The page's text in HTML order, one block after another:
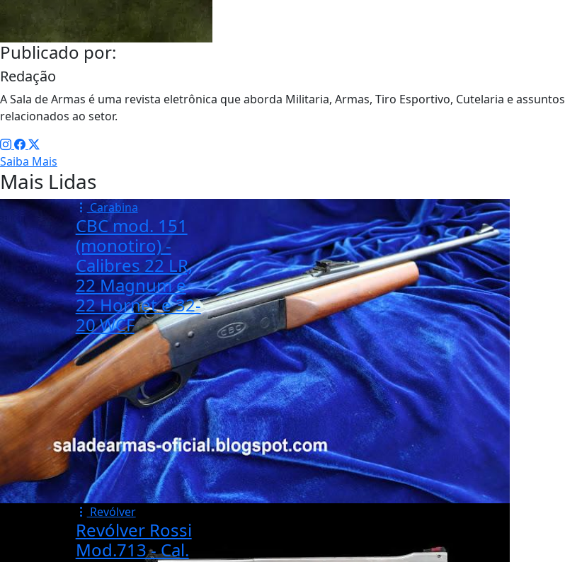
Publicado por:
Redação
A Sala de Armas é uma revista eletrônica que aborda Militaria, Armas, Tiro Esportivo, Cutelaria e assuntos
relacionados ao setor.
Saiba Mais
Mais Lidas
Carabina
CBC mod. 151
(monotiro) -
Calibres 22 LR,
22 Magnum e
22 Hornet e 32-
20 WCF
Revólver
Revólver Rossi
Mod.713 - Cal.